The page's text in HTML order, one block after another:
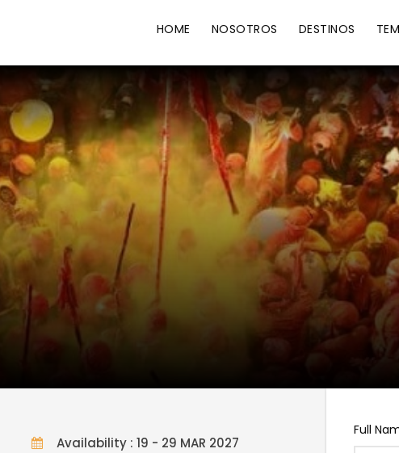
HOME NOSOTROS DESTINOS
Full
Availability : 19 - 29 MAR 2027